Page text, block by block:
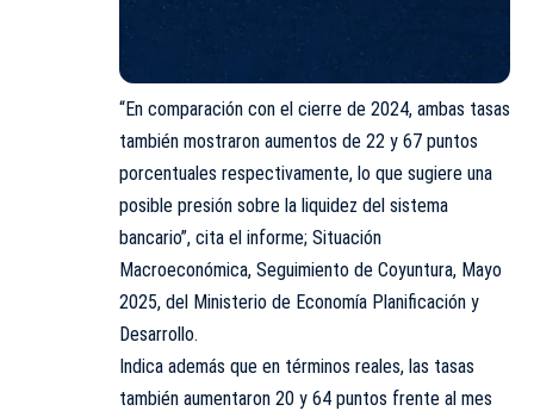
“En comparación con el cierre de 2024, ambas tasas
también mostraron aumentos de 22 y 67 puntos
porcentuales respectivamente, lo que sugiere una
posible presión sobre la liquidez del sistema
bancario”, cita el informe; Situación
Macroeconómica, Seguimiento de Coyuntura, Mayo
2025, del Ministerio de Economía Planificación y
Desarrollo.
Indica además que en términos reales, las tasas
también aumentaron 20 y 64 puntos frente al mes